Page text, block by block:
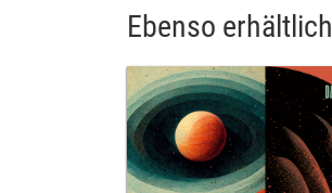
Ebenso erhältlich